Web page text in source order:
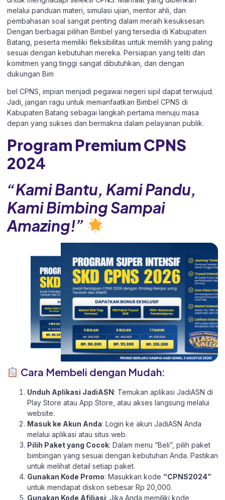
melalui panduan materi, simulasi ujian, mentor ahli, dan
pembahasan soal sangat penting dalam meraih kesuksesan.
Dengan berbagai pilihan Bimbel yang tersedia di Kabupaten
Batang, peserta memiliki fleksibilitas untuk memilih yang paling
sesuai dengan kebutuhan mereka. Persiapan yang teliti dan
komitmen yang tinggi sangat dibutuhkan, dan dengan
dukungan Bim
bel CPNS, impian menjadi pegawai negeri sipil dapat terwujud.
Jadi, jangan ragu untuk memanfaatkan Bimbel CPNS di
Kabupaten Batang sebagai langkah pertama menuju masa
depan yang sukses dan bermakna dalam pelayanan publik.
Program Premium CPNS
2024
“Kami Bantu, Kami Pandu,
Kami Bimbing Sampai
Amazing!”
Cara Membeli dengan Mudah:
Unduh Aplikasi JadiASN: Temukan aplikasi JadiASN di
Play Store atau App Store , atau akses langsung melalui
website.
Masuk ke Akun Anda: Login ke akun JadiASN Anda
melalui aplikasi atau situs web.
Pilih Paket yang Cocok: Dalam menu “Beli”, pilih paket
bimbingan yang sesuai dengan kebutuhan Anda. Pastikan
untuk melihat detail setiap paket.
Gunakan Kode Promo: Masukkan kode “CPNS2024”
untuk mendapat diskon sebesar Rp 20,000.
Gunakan Kode Afiliasi: Jika Anda memiliki kode